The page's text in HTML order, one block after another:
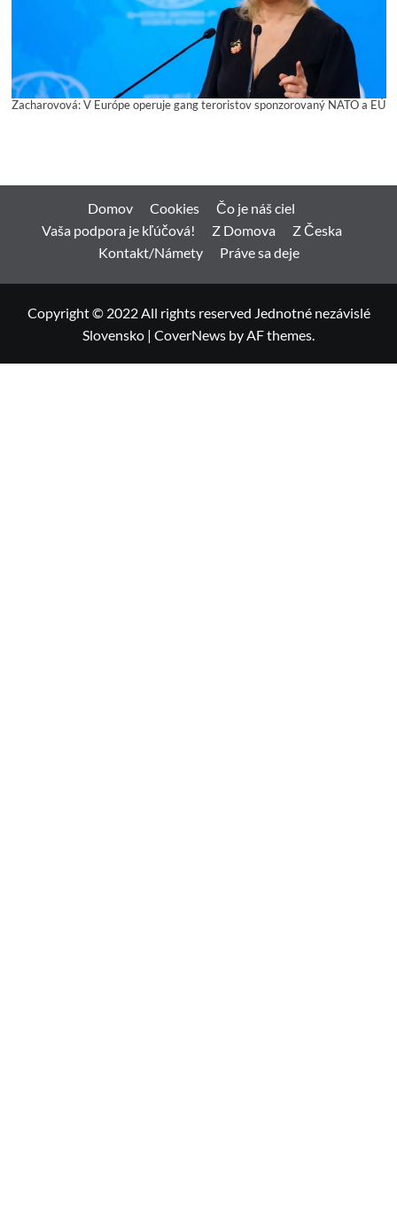
Zacharovová: V Európe operuje gang teroristov sponzorovaný NATO a EÚ
Domov Cookies
Čo je náš ciel
Vaša podpora je kľúčová!
Z Domova
Z Česka
Kontakt/Námety
Práve sa deje
Copyright © 2022 All rights reserved Jednotné nezávislé
Slovensko | CoverNews by AF themes.